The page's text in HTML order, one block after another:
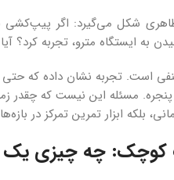
شکل می‌گیرد: اگر پیپ‌کشی
به ایستگاه مترو، تجربه کرد؟
است. تجربه نشان داده که
مسئله این نیست که چقدر
بلکه ابزار تمرین تمرکز
کوچک: چه چیزی یک